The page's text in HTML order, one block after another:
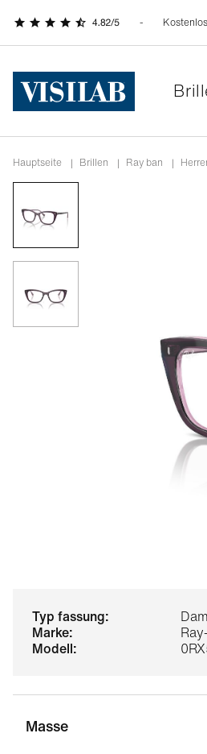
Hauptseite | Brillen | ray ban |
typ fassung:
marke:
modell:
Masse